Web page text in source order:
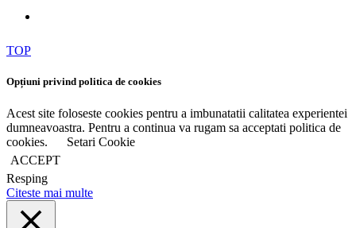
TOP
Opțiuni privind politica de cookies
Acest site foloseste cookies pentru a imbunatatii calitatea experientei
dumneavoastra. Pentru a continua va rugam sa acceptati politica de
cookies.
Setari Cookie
ACCEPT
Resping
Citeste mai multe